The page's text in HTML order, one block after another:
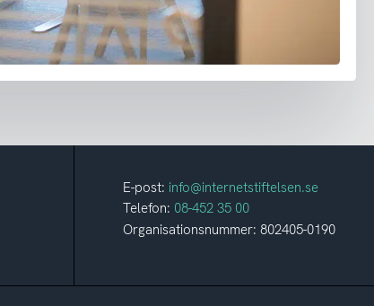
E-post: info@internetstiftelsen.se
Telefon: 08-452 35 00
Organisationsnummer: 802405-0190